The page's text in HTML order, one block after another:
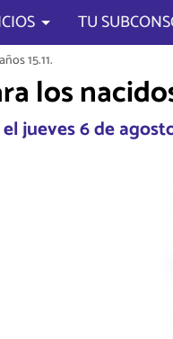
TU
15.11.
los
el jueves 6 de